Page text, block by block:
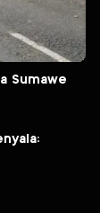
Sumawe